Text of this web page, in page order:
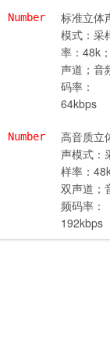
Number
标准立体
模式：采
率：48k
声道；音
码率：
64kbps
Number
高音质立
声模式：
样率：
双声道；
频码率：
192kbps